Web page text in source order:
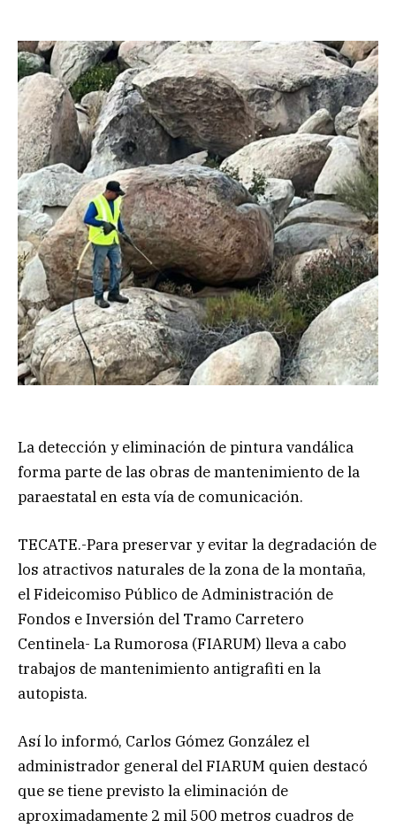
La detección y eliminación de pintura vandálica
forma parte de las obras de mantenimiento de la
paraestatal en esta vía de comunicación.
TECATE.-Para preservar y evitar la degradación de
los atractivos naturales de la zona de la montaña,
el Fideicomiso Público de Administración de
Fondos e Inversión del Tramo Carretero
Centinela- La Rumorosa (FIARUM) lleva a cabo
trabajos de mantenimiento antigrafiti en la
autopista.
Así lo informó, Carlos Gómez González el
administrador general del FIARUM quien destacó
que se tiene previsto la eliminación de
aproximadamente 2 mil 500 metros cuadros de